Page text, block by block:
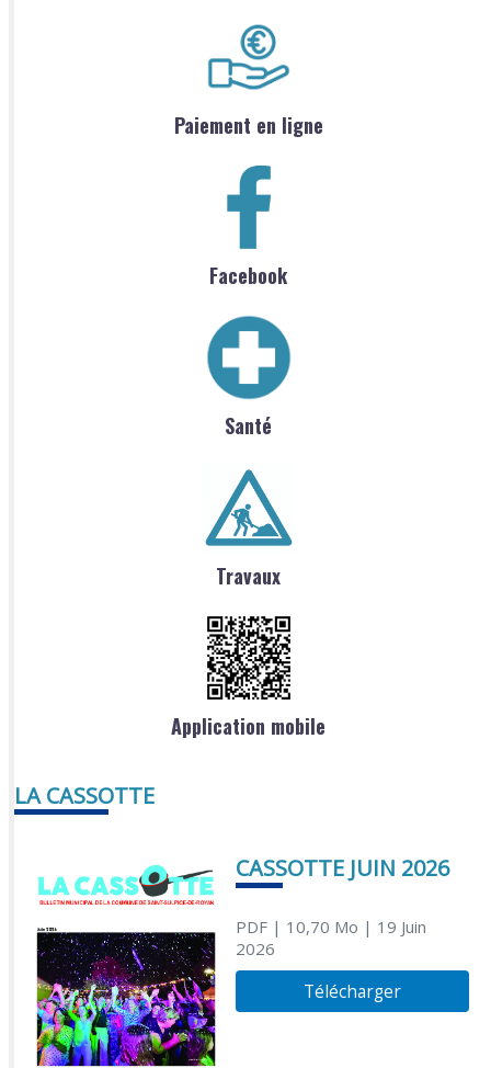
Paiement en ligne
Facebook
Santé
Travaux
Application mobile
LA CASSOTTE
CASSOTTE JUIN 2026
PDF| 10,70 Mo | 19 Juin
2026
Télécharger